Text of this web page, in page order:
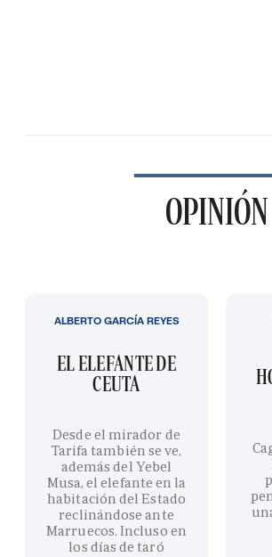
OPINIÓN
EL ELEFANTE DE
CEUTA
Desde el mirador de
Tarifa también se ve,
además del Yebel
Musa, el elefante en la
habitación del Estado
reclinándose ante
Marruecos. Incluso en
los días de taró
ALBERTO GARCÍA REYES